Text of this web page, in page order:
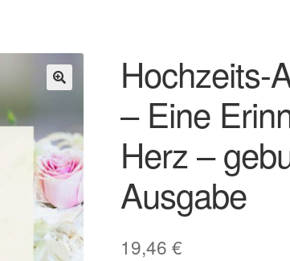
Zahlungsarten im ShopHochzeits-
– Eine
Herz –
Ausgabe
19,46€